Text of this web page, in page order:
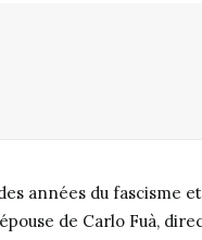
années du fascisme
de Carlo Fuà,